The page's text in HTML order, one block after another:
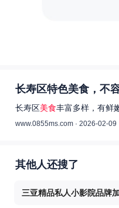
长寿区特色美食，不
长寿区美食丰富多样，有鲜
www.0855ms.com · 2026-02-09
其他人还搜了
三亚精品私人小影院品牌